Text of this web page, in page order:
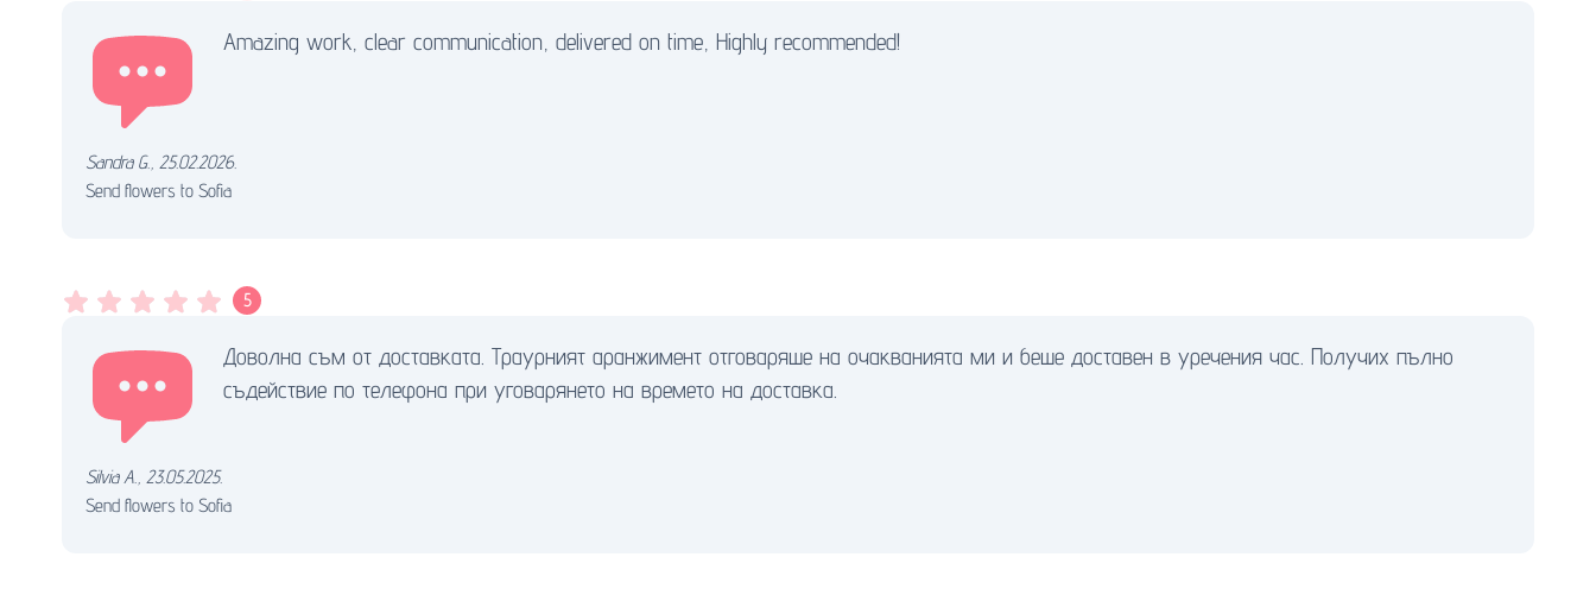
Amazing work, clear communication, delivered on time, Highly recommended!
Sandra G., 25.02.2026.
Send flowers to Sofia
5
Доволна съм от доставката. Траурният аранжимент отговаряше на очакванията ми и беше доставен в уречения час. Получих пълно
съдействие по телефона при уговарянето на времето на доставка.
Silvia A., 23.05.2025.
Send flowers to Sofia